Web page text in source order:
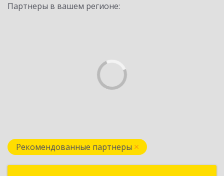
Партнеры в вашем регионе:
Рекомендованные партнеры